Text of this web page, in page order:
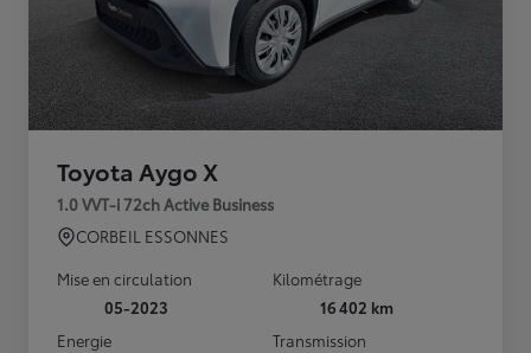
Toyota Aygo X
1.0 VVT-i 72ch Active Business
CORBEIL ESSONNES
Mise en circulation
05-2023
Kilométrage
16 402 km
Energie
Transmission